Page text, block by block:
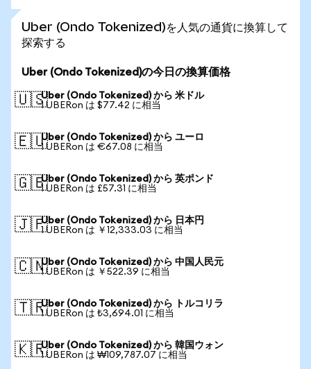
Uber (Ondo Tokenized)を人気の通貨に換算して
探索する
Uber (Ondo Tokenized)の今日の換算価格
🇺🇸Uber (Ondo Tokenized) から 米ドル
1 UBERon は $77.42 に相当
🇪🇺Uber (Ondo Tokenized) から ユーロ
1 UBERon は €67.08 に相当
🇬🇧Uber (Ondo Tokenized) から 英ポンド
1 UBERon は £57.31 に相当
🇯🇵Uber (Ondo Tokenized) から 日本円
1 UBERon は ￥12,333.03 に相当
🇨🇳Uber (Ondo Tokenized) から 中国人民元
1 UBERon は ￥522.39 に相当
🇹🇷Uber (Ondo Tokenized) から トルコリラ
1 UBERon は ₺3,694.01 に相当
🇰🇷Uber (Ondo Tokenized) から 韓国ウォン
1 UBERon は ₩109,787.07 に相当